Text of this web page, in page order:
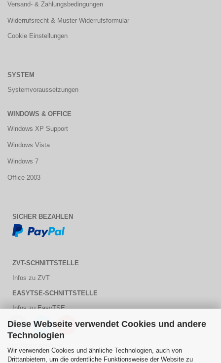
Diese Webseite verwendet Cookies und andere
Technologien
Wir verwenden Cookies und ähnliche Technologien, auch von
Drittanbietern, um die ordentliche Funktionsweise der Website zu
Versand- & Zahlungsbedingungen
Widerrufsrecht & Muster-Widerrufsformular
Cookie Einstellungen
SYSTEM
Systemvoraussetzungen
WINDOWS & OFFICE
Windows XP Support
Windows Vista
Windows 7
Office 2003
SICHER BEZAHLEN
ZVT-SCHNITTSTELLE
Infos zu ZVT
EASYTSE-SCHNITTSTELLE
Infos zu EasyTSE
KUNDENSERVICE